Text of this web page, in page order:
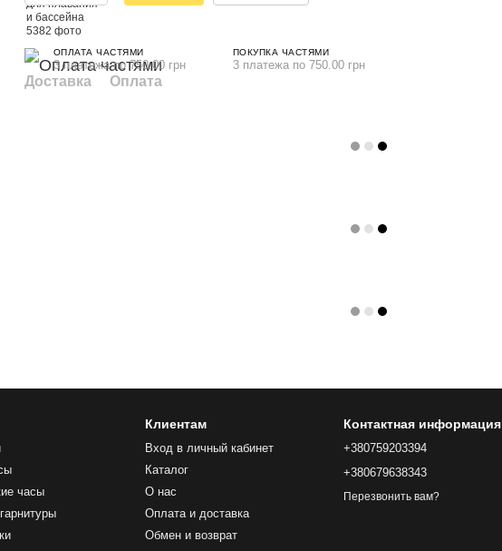
ОПЛАТА ЧАСТЯМИ
3 платежа по 750.00 грн
ПОКУПКА ЧАСТЯМИ
3 платежа по 750.00 грн
Доставка Оплата
часы
Клиентам
Вход в личный кабинет
Каталог
О нас
Оплата и доставка
Обмен и возврат
Контактная информация
+380759203394
+380679638343
Перезвонить вам?